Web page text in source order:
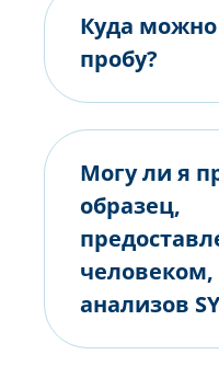
Куда
пробу?
Могу ли я
образец,
человеком,
анализов